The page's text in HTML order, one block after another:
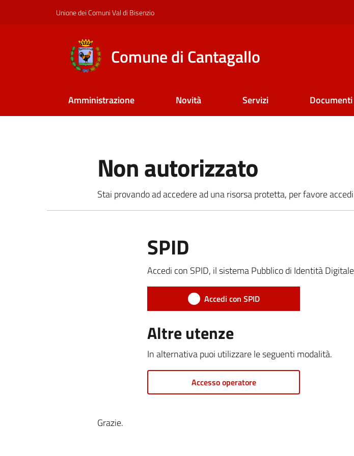
Unione dei Comuni Val di Bisenzio
Comune di Cantagallo
Amministrazione Novità Servizi
Non autorizzato
Stai provando ad accedere ad una risorsa protetta, per favore
SPID
Accedi con SPID, il sistema Pubblico di Identità
Accedi con SPID
Altre utenze
In alternativa puoi utilizzare le seguenti modalità.
Accesso operatore
Grazie.